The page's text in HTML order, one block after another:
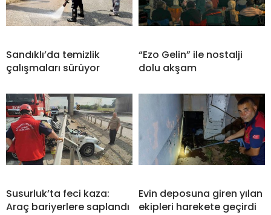
Sandıklı’da temizlik
çalışmaları sürüyor
“Ezo Gelin” ile nostalji
dolu akşam
Susurluk’ta feci kaza:
Araç bariyerlere saplandı
Evin deposuna giren yılan
ekipleri harekete geçirdi